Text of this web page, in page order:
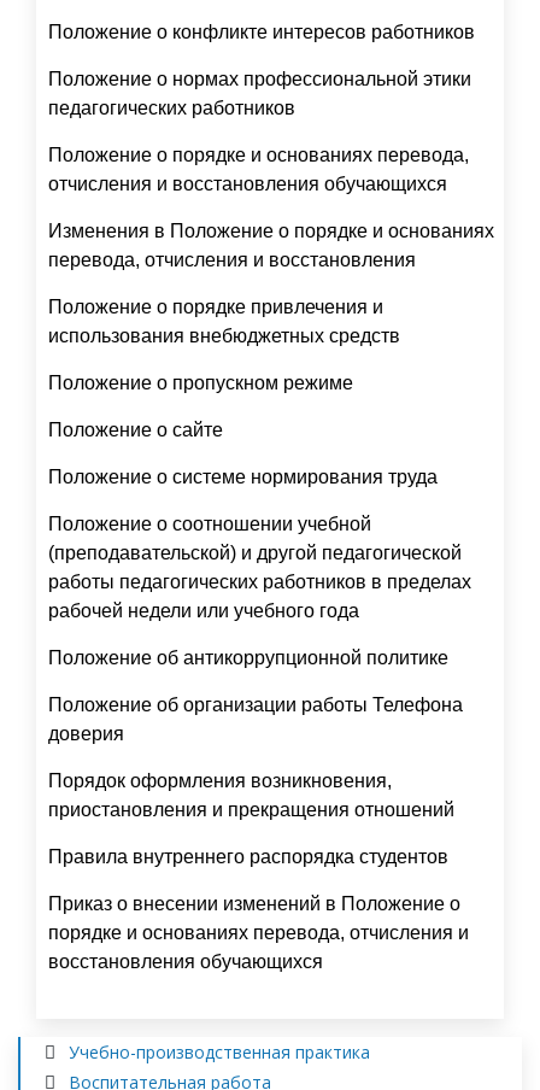
Положение о конфликте интересов работников
Положение о нормах профессиональной этики
педагогических работников
Положение о порядке и основаниях перевода,
отчисления и восстановления обучающихся
Изменения в Положение о порядке и основаниях
перевода, отчисления и восстановления
Положение о порядке привлечения и
использования внебюджетных средств
Положение о пропускном режиме
Положение о сайте
Положение о системе нормирования труда
Положение о соотношении учебной
(преподавательской) и другой педагогической
работы педагогических работников в пределах
рабочей недели или учебного года
Положение об антикоррупционной политике
Положение об организации работы Телефона
доверия
Порядок оформления возникновения,
приостановления и прекращения отношений
Правила внутреннего распорядка студентов
Приказ о внесении изменений в Положение о
порядке и основаниях перевода, отчисления и
восстановления обучающихся
Учебно-производственная практика
Воспитательная работа